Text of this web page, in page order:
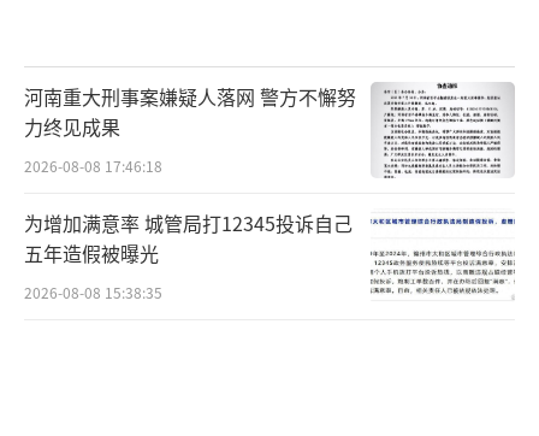
在这场车祸中，碰撞损坏的货车。记者 李裕锟 摄
不过，如果车主在车辆改装过程中存在不
当行为，比如明知车辆的安全性能有毛病但没
有告知改装车店，隐瞒车辆性能问题，或者违
反中华人民共和国道路交通安全法相关规定，
拼装机动车或者擅自改变机动车已登记的结
河南重大刑事案嫌疑人落网 警方不懈努
力终见成果
2026-08-08 17:46:18
为增加满意率 城管局打12345投诉自己
五年造假被曝光
2026-08-08 15:38:35